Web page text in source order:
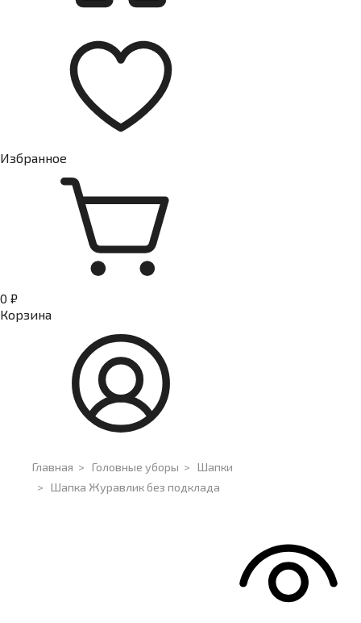
Избранное
0 ₽
Корзина
Главная > Головные уборы > Шапки
> Шапка Журавлик без подклада